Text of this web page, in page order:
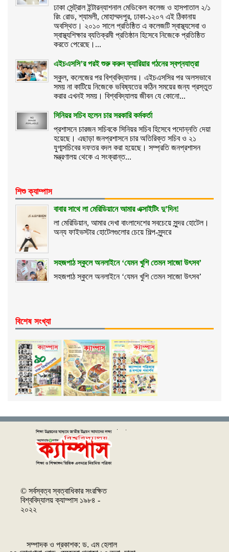
ঢাকা সেন্ট্রাল ইন্টারন্যাশনাল মেডিকেল কলেজ ও হাসপাতাল ২/১
রিং রোড, শ্যামলী, মোহাম্মদপুর, ঢাকা-১২০৭ এই ঠিকানায়
অবস্থিত। ২০১০ সালে প্রতিষ্ঠিত এ কলেজটি স্বাস্থ্যসেবা ও
স্বাস্থ্যশিক্ষার ব্যতিক্রমী প্রতিষ্ঠান হিসেবে নিজেকে প্রতিষ্ঠিত
করতে পেরেছে।...
এইচএসসি’র পরই শুরু করুন ক্যারিয়ার গঠনের স্বপ্নযাত্রা
স্কুল, কলেজের পর বিশ্ববিদ্যালয়। এইচএসসির পর অলসভাবে
সময় না কাটিয়ে নিজেকে ভবিষ্যতের কঠিন সময়ের জন্য প্রস্তুত
করার এখনই সময়। বিশ্ববিদ্যালয় জীবন যে কোনো...
সিনিয়র সচিব হলেন চার সরকারি কর্মকর্তা
প্রশাসনে চারজন সচিবকে সিনিয়র সচিব হিসেবে পদোন্নতি দেয়া
হয়েছে। এছাড়া জনপ্রশাসনে চার অতিরিক্ত সচিব ও ২১
যুগ্মসচিবের দফতর বদল করা হয়েছে। সম্প্রতি জনপ্রশাসন
মন্ত্রণালয় থেকে এ সংক্রান্ত...
শিশু ক্যাম্পাস
বাবার সাথে লা মেরিডিয়ানে আমার এক্সাইটিং দু’দিন!
লা মেরিডিয়ান, আমার দেখা বাংলাদেশের সবচেয়ে সুন্দর হোটেল।
অন্য ফাইভস্টার হোটেলগুলোর চেয়ে শিল্প-সুন্দরে
সহজপাঠ স্কুলে অনলাইনে ‘যেমন খুশি তেমন সাজো উৎসব’
সহজপাঠ স্কুলে অনলাইনে ‘যেমন খুশি তেমন সাজো উৎসব’
বিশেষ সংখ্যা
© সর্বস্বত্ব স্বত্বাধিকার সংরক্ষিত
বিশ্ববিদ্যালয় ক্যাম্পাস ১৯৮৪ -
২০২২
সম্পাদক ও প্রকাশক: ‌ড. এম হেলাল